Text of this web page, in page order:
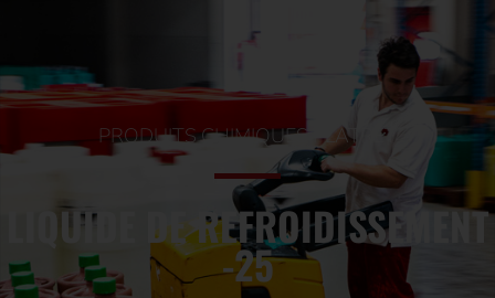
PRODUITS CHIMIQUES PLATRET
LIQUIDE DE REFROIDISSEMENT
-25